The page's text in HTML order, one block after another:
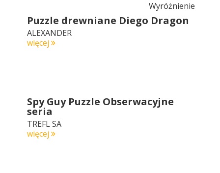
Puzzle drewniane Diego Dragon
ALEXANDER
więcej
Spy Guy Puzzle Obserwacyjne
seria
TREFL SA
więcej